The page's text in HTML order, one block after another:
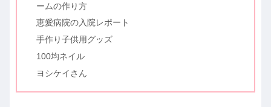
ームの作り方
恵愛病院の入院レポート
手作り子供用グッズ
100均ネイル
ヨシケイさん